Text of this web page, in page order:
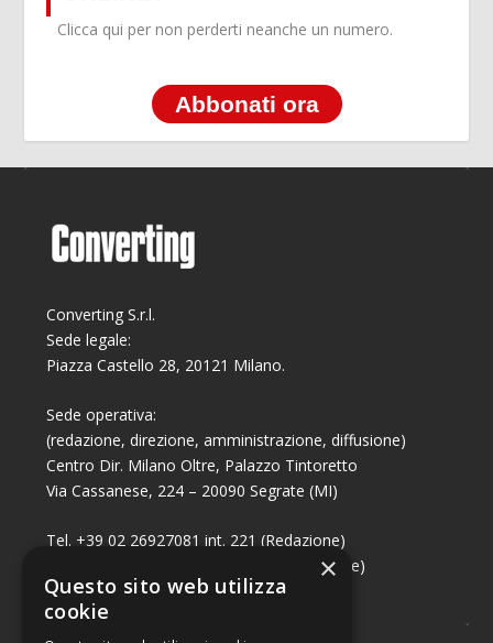
Clicca qui per non perderti neanche un numero.
Abbonati ora
Converting S.r.l.
Sede legale:
Piazza Castello 28, 20121 Milano.
Sede operativa:
(redazione, direzione, amministrazione, diffusione)
Centro Dir. Milano Oltre, Palazzo Tintoretto
Via Cassanese, 224 – 20090 Segrate (MI)
Tel. +39 02 26927081 int. 221 (Redazione)
Tel. +39 02 26927081 int. 224 (Commerciale)
Fax +39 02 26951006
×
Questo sito web utilizza
cookie